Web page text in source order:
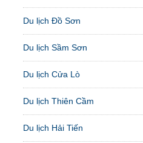
Du lịch Đồ Sơn
Du lịch Sầm Sơn
Du lịch Cửa Lò
Du lịch Thiên Cầm
Du lịch Hải Tiến